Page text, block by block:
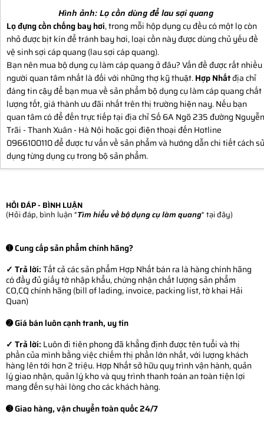
Hình ảnh:Lọ cồn dùng để lau sợi quang
Lọ đựng cồn chống bay hơi, trong mỗi hộp dụng cụ đều có một lọ còn
nhỏ được bịt kín để tránh bay hơi, loại cồn này được dùng chủ yếu đề
vệ sinh sợi cáp quang (lau sợi cáp quang).
Bạn nên mua bộ dụng cụ làm cáp quang ở đâu? Vấn đề được rất nhiều
người quan tâm nhất là đối với những thợ kỹ thuật.Hợp Nhấtđịa chỉ
đáng tin cậy để bạn mua về sản phẩm bộ dụng cụ làm cáp quang chất
lượng tốt, giá thành ưu đãi nhất trên thị trường hiện nay. Nếu bạn
quan tâm có để đến trực tiếp tại địa chỉ Số 6A Ngõ 235 đường Nguyễn
Trãi - Thanh Xuân - Hà Nội hoặc gọi điện thoại đến Hotline
0966100110 để được tư vấn về sản phẩm và hướng dẫn chi tiết cách sử
dụng từng dụng cụ trong bộ sản phẩm.
HỎI ĐÁP - BÌNH LUẬN
(Hỏi đáp, bình luận "Tìm hiểu về bộ dụng cụ làm quang" tại đây)
➊ Cung cấp sản phẩm chính hãng?
✓ Trả lời:Tất cả các sản phẩm Hợp Nhất bán ra là hàng chính hãng
có đầy đủ giấy tờ nhập khẩu, chứng nhận chất lượng sản phẩm
CO,CQ chính hãng (bill of lading, invoice, packing list, tờ khai Hải
Quan)
➋ Giá bán luôn cạnh tranh, uy tín
✓ Trả lời: Luôn đi tiên phong đã khẳng định được tên tuổi và thị
phần của mình bằng việc chiếm thị phần lớn nhất, với lượng khách
hàng lên tới hơn 2 triệu. Hợp Nhất sở hữu quy trình vận hành, quản
lý giao nhận, quản lý kho và quy trình thanh toán an toàn tiện lợi
mang đến sự hài lòng cho các khách hàng.
➌ Giao hàng, vận chuyển toàn quốc 24/7